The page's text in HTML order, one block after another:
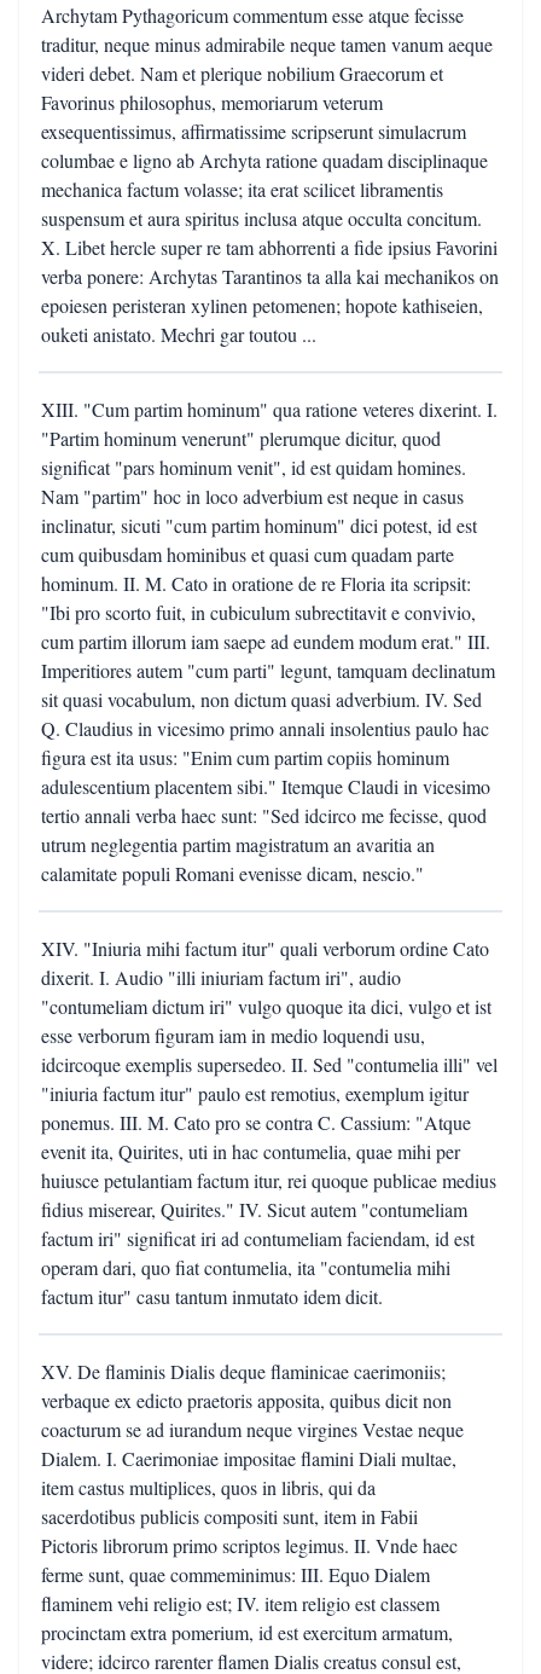
Archytam Pythagoricum commentum esse atque fecisse
traditur, neque minus admirabile neque tamen vanum aeque
videri debet. Nam et plerique nobilium Graecorum et
Favorinus philosophus, memoriarum veterum
exsequentissimus, affirmatissime scripserunt simulacrum
columbae e ligno ab Archyta ratione quadam disciplinaque
mechanica factum volasse; ita erat scilicet libramentis
suspensum et aura spiritus inclusa atque occulta concitum.
X. Libet hercle super re tam abhorrenti a fide ipsius Favorini
verba ponere: Archytas Tarantinos ta alla kai mechanikos on
epoiesen peristeran xylinen petomenen; hopote kathiseien,
ouketi anistato. Mechri gar toutou ...
XIII. "Cum partim hominum" qua ratione veteres dixerint. I.
"Partim hominum venerunt" plerumque dicitur, quod
significat "pars hominum venit", id est quidam homines.
Nam "partim" hoc in loco adverbium est neque in casus
inclinatur, sicuti "cum partim hominum" dici potest, id est
cum quibusdam hominibus et quasi cum quadam parte
hominum. II. M. Cato in oratione de re Floria ita scripsit:
"Ibi pro scorto fuit, in cubiculum subrectitavit e convivio,
cum partim illorum iam saepe ad eundem modum erat." III.
Imperitiores autem "cum parti" legunt, tamquam declinatum
sit quasi vocabulum, non dictum quasi adverbium. IV. Sed
Q. Claudius in vicesimo primo annali insolentius paulo hac
figura est ita usus: "Enim cum partim copiis hominum
adulescentium placentem sibi." Itemque Claudi in vicesimo
tertio annali verba haec sunt: "Sed idcirco me fecisse, quod
utrum neglegentia partim magistratum an avaritia an
calamitate populi Romani evenisse dicam, nescio."
XIV. "Iniuria mihi factum itur" quali verborum ordine Cato
dixerit. I. Audio "illi iniuriam factum iri", audio
"contumeliam dictum iri" vulgo quoque ita dici, vulgo et ist
esse verborum figuram iam in medio loquendi usu,
idcircoque exemplis supersedeo. II. Sed "contumelia illi" vel
"iniuria factum itur" paulo est remotius, exemplum igitur
ponemus. III. M. Cato pro se contra C. Cassium: "Atque
evenit ita, Quirites, uti in hac contumelia, quae mihi per
huiusce petulantiam factum itur, rei quoque publicae medius
fidius miserear, Quirites." IV. Sicut autem "contumeliam
factum iri" significat iri ad contumeliam faciendam, id est
operam dari, quo fiat contumelia, ita "contumelia mihi
factum itur" casu tantum inmutato idem dicit.
XV. De flaminis Dialis deque flaminicae caerimoniis;
verbaque ex edicto praetoris apposita, quibus dicit non
coacturum se ad iurandum neque virgines Vestae neque
Dialem. I. Caerimoniae impositae flamini Diali multae,
item castus multiplices, quos in libris, qui da
sacerdotibus publicis compositi sunt, item in Fabii
Pictoris librorum primo scriptos legimus. II. Vnde haec
ferme sunt, quae commeminimus: III. Equo Dialem
flaminem vehi religio est; IV. item religio est classem
procinctam extra pomerium, id est exercitum armatum,
videre; idcirco rarenter flamen Dialis creatus consul est,